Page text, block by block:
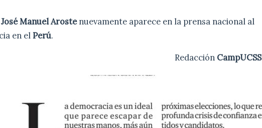
José Manuel Arostenuevamente aparece en la prensa nacional al
en elPerú.
Redacción CampUCSS